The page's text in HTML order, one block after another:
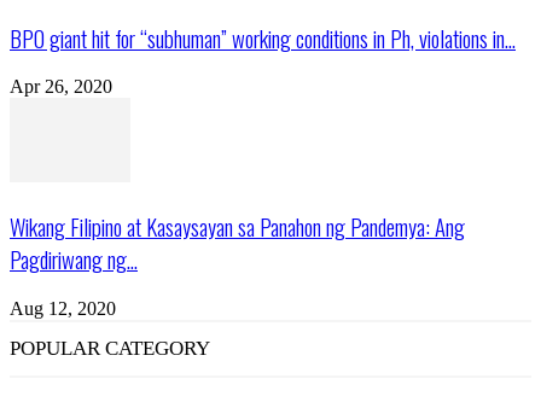
BPO giant hit for “subhuman” working conditions in Ph, violations in...
Apr 26, 2020
Wikang Filipino at Kasaysayan sa Panahon ng Pandemya: Ang
Pagdiriwang ng...
Aug 12, 2020
POPULAR CATEGORY